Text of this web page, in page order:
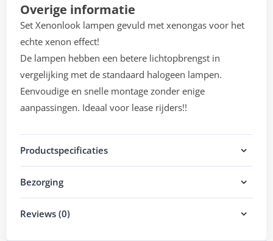
Overige informatie
Set Xenonlook lampen gevuld met xenongas voor het
echte xenon effect!
De lampen hebben een betere lichtopbrengst in
vergelijking met de standaard halogeen lampen.
Eenvoudige en snelle montage zonder enige
aanpassingen. Ideaal voor lease rijders!!
Productspecificaties
Bezorging
Reviews (0)